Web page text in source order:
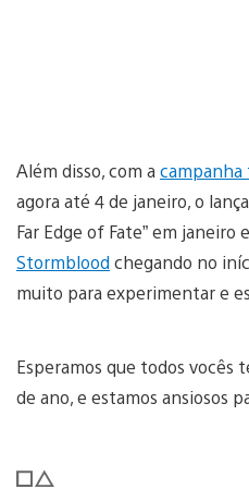
Além disso, com a
agora até 4 de janeiro, o
Far Edge of Fate” em janeiro
Stormblood chegando no
muito para experimentar e
Esperamos que todos vocês
de ano, e estamos ansiosos